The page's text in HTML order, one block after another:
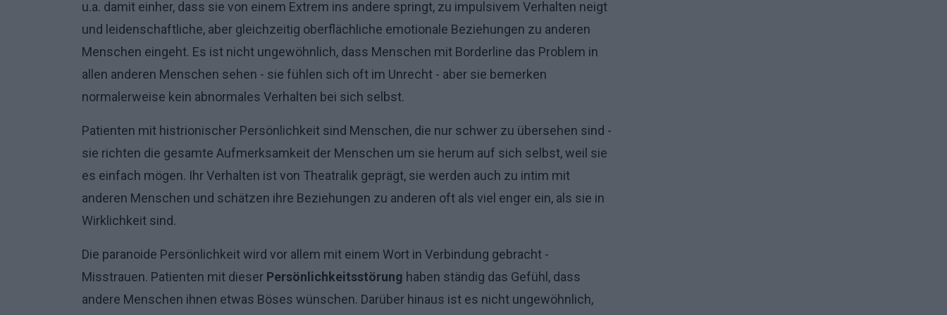
u.a. damit einher, dass sie von einem Extrem ins andere springt, zu impulsivem Verhalten neigt
und leidenschaftliche, aber gleichzeitig oberflächliche emotionale Beziehungen zu anderen
Menschen eingeht. Es ist nicht ungewöhnlich, dass Menschen mit Borderline das Problem in
allen anderen Menschen sehen - sie fühlen sich oft im Unrecht - aber sie bemerken
normalerweise kein abnormales Verhalten bei sich selbst.
Patienten mit histrionischer Persönlichkeit sind Menschen, die nur schwer zu übersehen sind -
sie richten die gesamte Aufmerksamkeit der Menschen um sie herum auf sich selbst, weil sie
es einfach mögen. Ihr Verhalten ist von Theatralik geprägt, sie werden auch zu intim mit
anderen Menschen und schätzen ihre Beziehungen zu anderen oft als viel enger ein, als sie in
Wirklichkeit sind.
Die paranoide Persönlichkeit wird vor allem mit einem Wort in Verbindung gebracht -
Misstrauen. Patienten mit dieser Persönlichkeitsstörung haben ständig das Gefühl, dass
andere Menschen ihnen etwas Böses wünschen. Darüber hinaus ist es nicht ungewöhnlich,